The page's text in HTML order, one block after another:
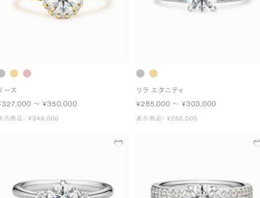
ース
〜 ¥350,000
示商品： ¥349,000
リラ エタニティ
¥285,000 〜 ¥303,000
表示商品： ¥285,000